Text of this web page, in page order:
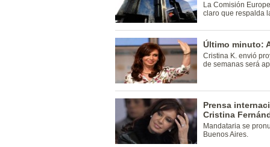
La Comisión
claro que respalda
Último minuto:
Cristina K. envió
de semanas será
Prensa
Cristina
Mandataria se
Buenos Aires.